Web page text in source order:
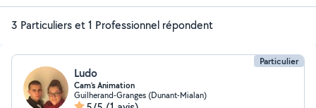
3 Particuliers et 1 Professionnel répondent
Particulier
Ludo
Cam’s Animation
Guilherand-Granges (Dunant-Mialan)